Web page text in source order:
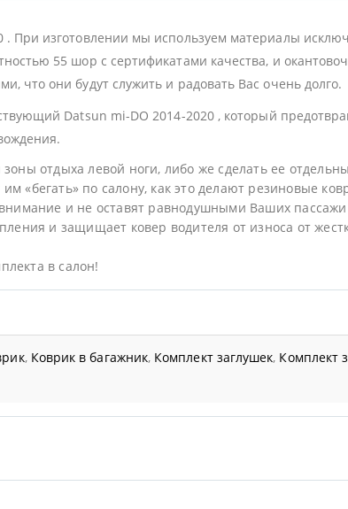
При изготовлении мы используем материалы
55 шор с сертификатами качества, и
что они будут служить и радовать Вас очень долго.
Datsun mi-DO 2014-2020 , который
отдыха левой ноги, либо же сделать ее
«бегать» по салону, как это делают резиновые
и не оставят равнодушными Ваших
и защищает ковер водителя от износа от
в салон!
, Коврик в багажник, Комплект заглушек, Комплект